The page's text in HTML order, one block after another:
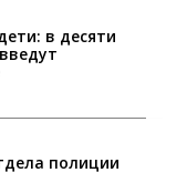
в десяти
полиции